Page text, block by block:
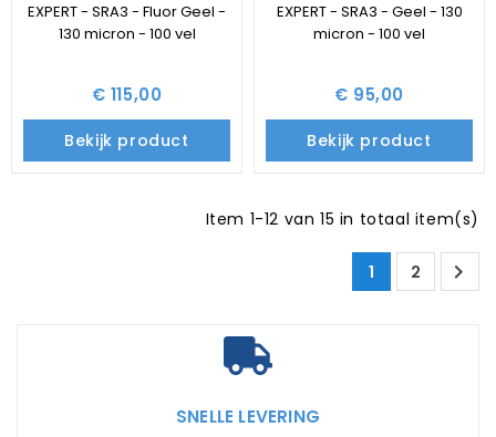
EXPERT - SRA3 - Fluor Geel -
130 micron - 100 vel
€ 115,00
Bekijk product
EXPERT - SRA3 - Geel - 130
micron - 100 vel
€ 95,00
Bekijk product
Item 1-12 van 15 in totaal item(s)
1 2 
SNELLE LEVERING